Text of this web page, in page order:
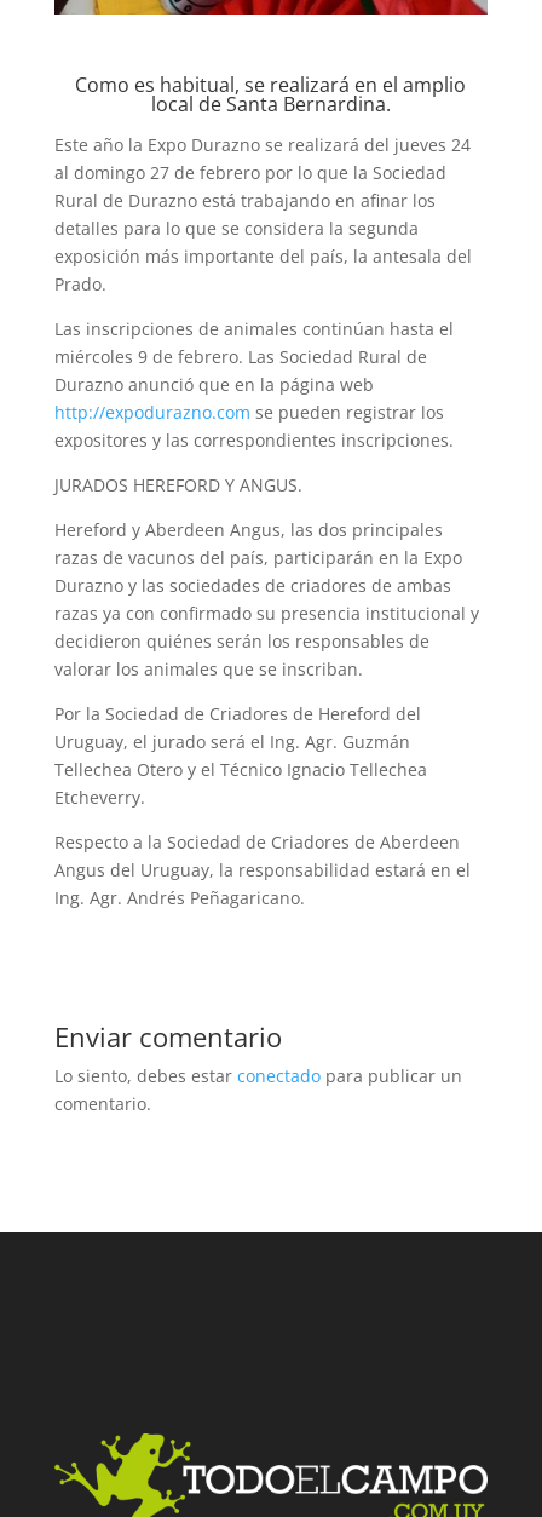
Como es habitual, se realizará en el amplio
local de Santa Bernardina.
Este año la Expo Durazno se realizará del jueves 24
al domingo 27 de febrero por lo que la Sociedad
Rural de Durazno está trabajando en afinar los
detalles para lo que se considera la segunda
exposición más importante del país, la antesala del
Prado.
Las inscripciones de animales continúan hasta el
miércoles 9 de febrero. Las Sociedad Rural de
Durazno anunció que en la página web
http://expodurazno.com se pueden registrar los
expositores y las correspondientes inscripciones.
JURADOS HEREFORD Y ANGUS.
Hereford y Aberdeen Angus, las dos principales
razas de vacunos del país, participarán en la Expo
Durazno y las sociedades de criadores de ambas
razas ya con confirmado su presencia institucional y
decidieron quiénes serán los responsables de
valorar los animales que se inscriban.
Por la Sociedad de Criadores de Hereford del
Uruguay, el jurado será el Ing. Agr. Guzmán
Tellechea Otero y el Técnico Ignacio Tellechea
Etcheverry.
Respecto a la Sociedad de Criadores de Aberdeen
Angus del Uruguay, la responsabilidad estará en el
Ing. Agr. Andrés Peñagaricano.
Enviar comentario
Lo siento, debes estar conectadopara publicar un
comentario.
Facebook